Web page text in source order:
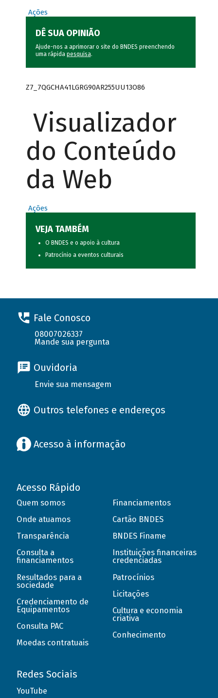
Ações
DÊ SUA OPINIÃO
Ajude-nos a aprimorar o site do BNDES preenchendo
uma rápida pesquisa.
Z7_7QGCHA41LGRG90AR255UU13O86
Visualizador
do Conteúdo
da Web
Ações
VEJA TAMBÉM
O BNDES e o apoio à cultura
Patrocínio a eventos culturais
Fale Conosco
08007026337
Mande sua pergunta
Ouvidoria
Envie sua mensagem
Outros telefones e endereços
Acesso à informação
Acesso Rápido
Quem somos
Onde atuamos
Transparência
Consulta a
financiamentos
Resultados para a
sociedade
Credenciamento de
Equipamentos
Consulta PAC
Moedas contratuais
Financiamentos
Cartão BNDES
BNDES Finame
Instituições financeiras
credenciadas
Patrocínios
Licitações
Cultura e economia
criativa
Conhecimento
Redes Sociais
YouTube